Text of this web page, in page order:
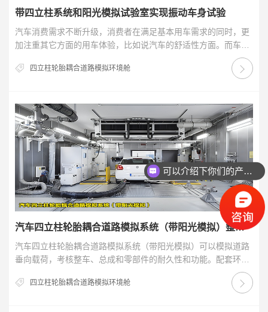
带四立柱系统和阳光模拟试验室实现振动车身试验
汽车消费需求不断升级，消费者在满足基本用车需求的同时，更
加注重其它方面的用车体验，比如说汽车的舒适性方面。而车身
四立柱轮胎耦合道路模拟环境舱
汽车四立柱轮胎耦合道路模拟系统（带阳光模拟）整体介绍
汽车四立柱轮胎耦合道路模拟系统（带阳光模拟）可以模拟道路
垂向载荷，考核整车、总成和零部件的耐久性和功能。配套环境
四立柱轮胎耦合道路模拟环境舱
可以介绍下你们的产品么